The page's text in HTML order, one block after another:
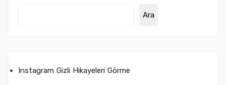
Ara
Instagram Gizli Hikayeleri Görme